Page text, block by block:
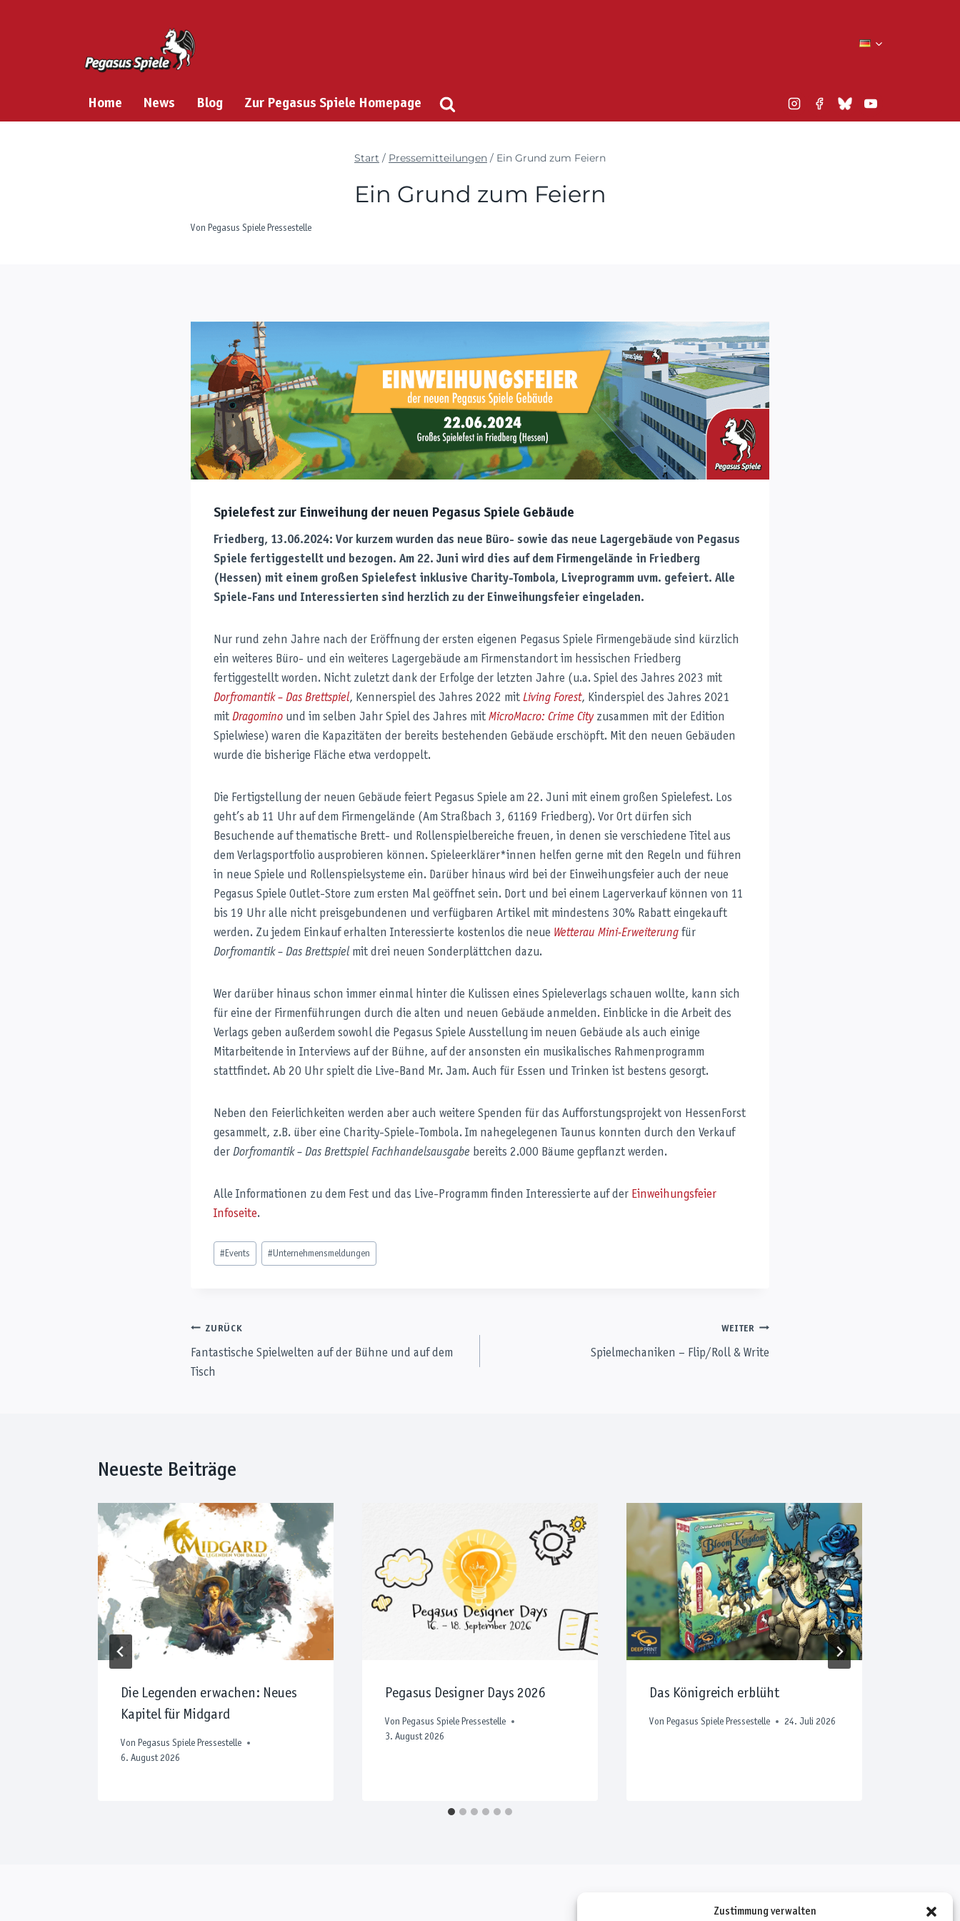
Zustimmung verwalten
Home News Blog Zur Pegasus Spiele Homepage
Start / Pressemitteilungen / Ein Grund zum Feiern
Ein Grund zum Feiern
Von Pegasus Spiele Pressestelle
Spielefest zur Einweihung der neuen Pegasus Spiele Gebäude
Friedberg, 13.06.2024: Vor kurzem wurden das neue Büro- sowie das neue Lagergebäude von Pegasus
Spiele fertiggestellt und bezogen. Am 22. Juni wird dies auf dem Firmengelände in Friedberg
(Hessen) mit einem großen Spielefest inklusive Charity-Tombola, Liveprogramm uvm. gefeiert. Alle
Spiele-Fans und Interessierten sind herzlich zu der Einweihungsfeier eingeladen.
Nur rund zehn Jahre nach der Eröffnung der ersten eigenen Pegasus Spiele Firmengebäude sind kürzlich
ein weiteres Büro- und ein weiteres Lagergebäude am Firmenstandort im hessischen Friedberg
fertiggestellt worden. Nicht zuletzt dank der Erfolge der letzten Jahre (u.a. Spiel des Jahres 2023 mit
Dorfromantik – Das Brettspiel, Kennerspiel des Jahres 2022 mit Living Forest, Kinderspiel des Jahres 2021
mit Dragomino und im selben Jahr Spiel des Jahres mit MicroMacro: Crime Cityzusammen mit der Edition
Spielwiese) waren die Kapazitäten der bereits bestehenden Gebäude erschöpft. Mit den neuen Gebäuden
wurde die bisherige Fläche etwa verdoppelt.
Die Fertigstellung der neuen Gebäude feiert Pegasus Spiele am 22. Juni mit einem großen Spielefest. Los
geht’s ab 11 Uhr auf dem Firmengelände (Am Straßbach 3, 61169 Friedberg). Vor Ort dürfen sich
Besuchende auf thematische Brett- und Rollenspielbereiche freuen, in denen sie verschiedene Titel aus
dem Verlagsportfolio ausprobieren können. Spieleerklärer*innen helfen gerne mit den Regeln und führen
in neue Spiele und Rollenspielsysteme ein. Darüber hinaus wird bei der Einweihungsfeier auch der neue
Pegasus Spiele Outlet-Store zum ersten Mal geöffnet sein. Dort und bei einem Lagerverkauf können von 11
bis 19 Uhr alle nicht preisgebundenen und verfügbaren Artikel mit mindestens 30% Rabatt eingekauft
werden. Zu jedem Einkauf erhalten Interessierte kostenlos die neue Wetterau Mini-Erweiterung für
Dorfromantik – Das Brettspiel mit drei neuen Sonderplättchen dazu.
Wer darüber hinaus schon immer einmal hinter die Kulissen eines Spieleverlags schauen wollte, kann sich
für eine der Firmenführungen durch die alten und neuen Gebäude anmelden. Einblicke in die Arbeit des
Verlags geben außerdem sowohl die Pegasus Spiele Ausstellung im neuen Gebäude als auch einige
Mitarbeitende in Interviews auf der Bühne, auf der ansonsten ein musikalisches Rahmenprogramm
stattfindet. Ab 20 Uhr spielt die Live-Band Mr. Jam. Auch für Essen und Trinken ist bestens gesorgt.
Neben den Feierlichkeiten werden aber auch weitere Spenden für das Aufforstungsprojekt von HessenForst
gesammelt, z.B. über eine Charity-Spiele-Tombola. Im nahegelegenen Taunus konnten durch den Verkauf
der Dorfromantik – Das Brettspiel Fachhandelsausgabe bereits 2.000 Bäume gepflanzt werden.
Alle Informationen zu dem Fest und das Live-Programm finden Interessierte auf der Einweihungsfeier
Infoseite.
Schlagworte:
# Events #Unternehmensmeldungen
Beitragsnavigation
ZURÜCK
Fantastische Spielwelten auf der Bühne und auf dem
Tisch
WEITER
Spielmechaniken – Flip/Roll & Write
Neueste Beiträge
Die Legenden erwachen: Neues
Kapitel für Midgard
Von Pegasus Spiele Pressestelle
6. August 2026
Pegasus Designer Days 2026
Von Pegasus Spiele Pressestelle
3. August 2026
Das Königreich erblüht
Von Pegasus Spiele Pressestelle 24. Juli 2026